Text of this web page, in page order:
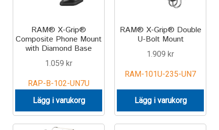
RAM® X-Grip®
Composite Phone Mount
with Diamond Base
1.059 kr
RAP-B-102-UN7U
Lägg i varukorg
RAM® X-Grip® Double
U-Bolt Mount
1.909 kr
RAM-101U-235-UN7
Lägg i varukorg